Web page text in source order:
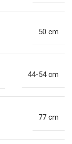
50 cm
44-54 cm
77 cm